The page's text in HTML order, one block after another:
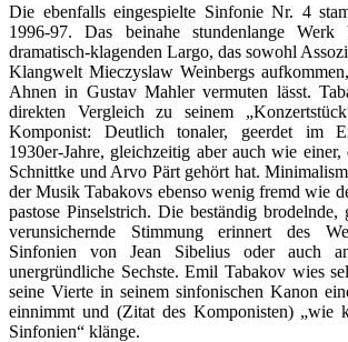
Die ebenfalls eingespielte Sinfonie Nr. 4
1996-97. Das beinahe stundenlange
dramatisch-klagenden Largo, das sowohl
Klangwelt Mieczyslaw Weinbergs
Ahnen in Gustav Mahler vermuten lässt.
direkten Vergleich zu seinem
Komponist: Deutlich tonaler, geerdet im
1930er-Jahre, gleichzeitig aber auch wie
Schnittke und Arvo Pärt gehört hat.
der Musik Tabakovs ebenso wenig fremd wie
pastose Pinselstrich. Die beständig brodelnde,
verunsichernde Stimmung erinnert des
Sinfonien von Jean Sibelius oder auch an
unergründliche Sechste. Emil Tabakov wies
seine Vierte in seinem sinfonischen Kanon
einnimmt und (Zitat des Komponisten) „wie
Sinfonien“ klänge.